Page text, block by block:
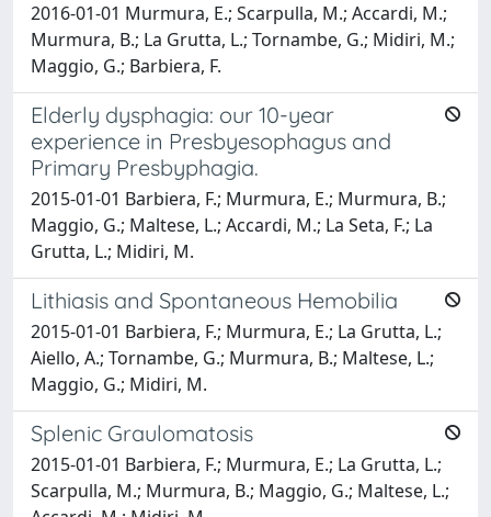
2016-01-01 Murmura, E.; Scarpulla, M.; Accardi, M.;
Murmura, B.; La Grutta, L.; Tornambe, G.; Midiri, M.;
Maggio, G.; Barbiera, F.
Elderly dysphagia: our 10-year
experience in Presbyesophagus and
Primary Presbyphagia.
2015-01-01 Barbiera, F.; Murmura, E.; Murmura, B.;
Maggio, G.; Maltese, L.; Accardi, M.; La Seta, F.; La
Grutta, L.; Midiri, M.
Lithiasis and Spontaneous Hemobilia
2015-01-01 Barbiera, F.; Murmura, E.; La Grutta, L.;
Aiello, A.; Tornambe, G.; Murmura, B.; Maltese, L.;
Maggio, G.; Midiri, M.
Splenic Graulomatosis
2015-01-01 Barbiera, F.; Murmura, E.; La Grutta, L.;
Scarpulla, M.; Murmura, B.; Maggio, G.; Maltese, L.;